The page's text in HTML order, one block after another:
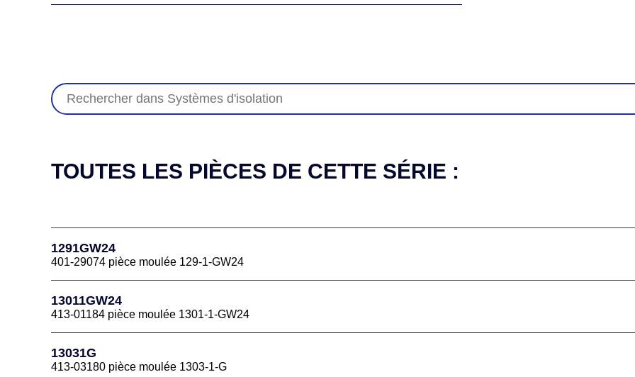
TOUTES LES PIÈCES DE CETTE SÉRIE :
1291GW24
401-29074 pièce moulée 129-1-GW24
13011GW24
413-01184 pièce moulée 1301-1-GW24
13031G
413-03180 pièce moulée 1303-1-G